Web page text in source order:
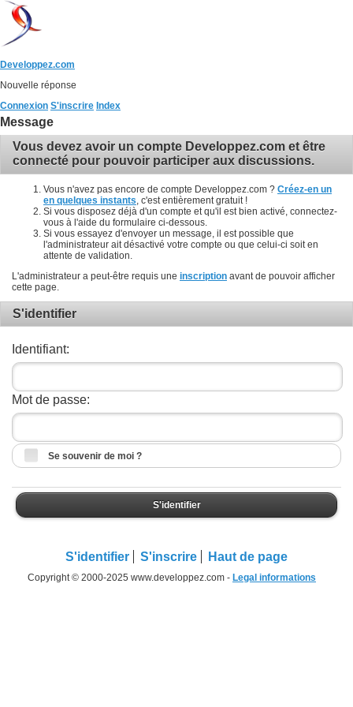
Developpez.com
Nouvelle réponse
Connexion S'inscrire Index
Message
Vous devez avoir un compte Developpez.com et être
connecté pour pouvoir participer aux discussions.
Vous n'avez pas encore de compte Developpez.com ? Créez-en un
en quelques instants , c'est entièrement gratuit !
Si vous disposez déjà d'un compte et qu'il est bien activé, connectez-
vous à l'aide du formulaire ci-dessous.
Si vous essayez d'envoyer un message, il est possible que
l'administrateur ait désactivé votre compte ou que celui-ci soit en
attente de validation.
L'administrateur a peut-être requis une inscription avant de pouvoir afficher
cette page.
S'identifier
Identifiant:
Mot de passe:
Se souvenir de moi ?
S'identifier
S'identifier S'inscrire Haut de page
Copyright © 2000-2025 www.developpez.com - Legal informations